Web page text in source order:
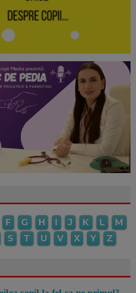
F G H I J K L
M
S T U V X Y Z